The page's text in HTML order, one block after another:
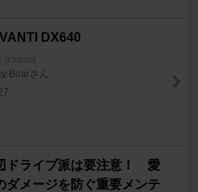
DX640
[F55/56]
Boarさん
ドライブ派は要注意！ 愛
ダメージを防ぐ重要メンテ